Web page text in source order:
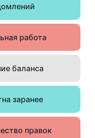
работа
баланса
заранее
правок